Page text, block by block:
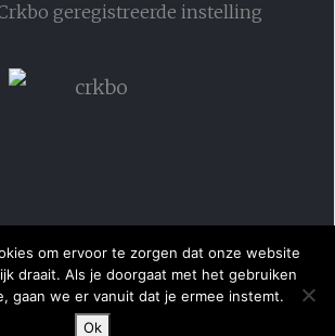
geregistreerde instelling
om ervoor te zorgen dat onze website
draait. Als je doorgaat met het gebruiken
gaan we er vanuit dat je ermee instemt.
Ok